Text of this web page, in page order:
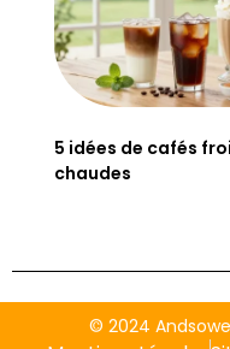
5 idées de cafés
chaudes
© 2024